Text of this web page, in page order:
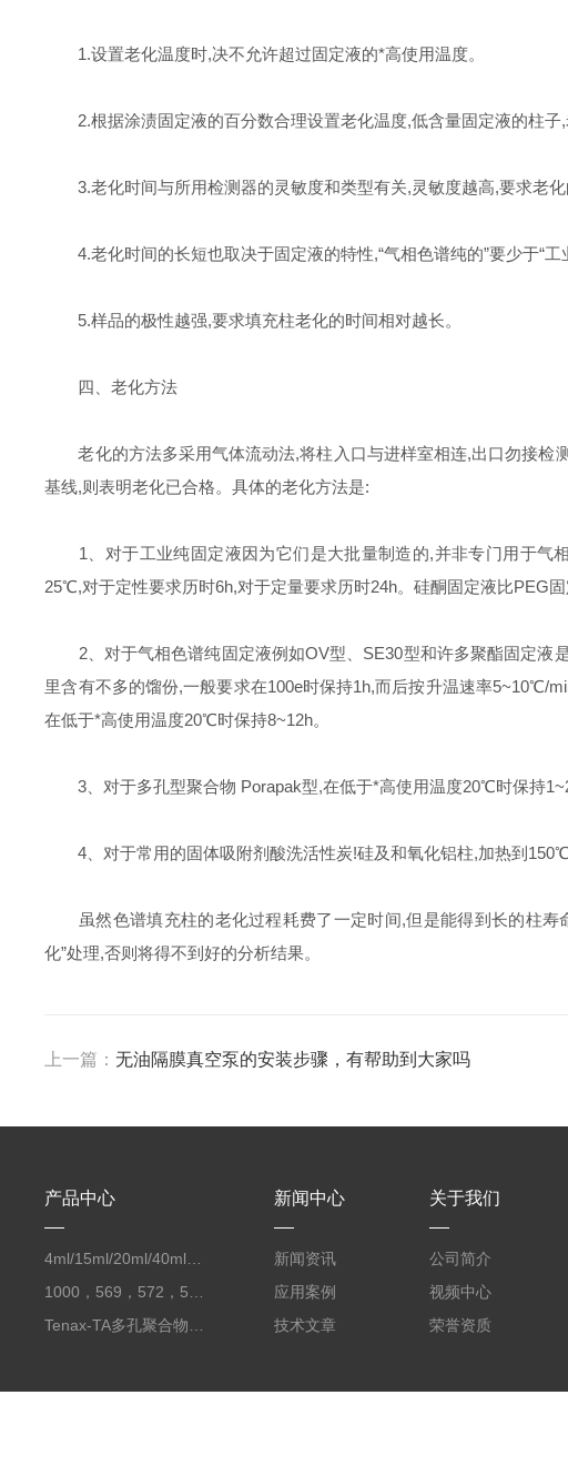
1.设置老化温度时,决不允许超过固定液的*高使用温度。
2.根据涂渍固定液的百分数合理设置老化温度,低含量固定液的柱子,
3.老化时间与所用检测器的灵敏度和类型有关,灵敏度越高,要求老化
4.老化时间的长短也取决于固定液的特性,“气相色谱纯的”要少于“工
5.样品的极性越强,要求填充柱老化的时间相对越长。
四、老化方法
老化的方法多采用气体流动法,将柱入口与进样室相连,出口勿接检
基线,则表明老化已合格。具体的老化方法是:
1、对于工业纯固定液因为它们是大批量制造的,并非专门用于气
25℃,对于定性要求历时6h,对于定量要求历时24h。硅酮固定液比PEG固
2、对于气相色谱纯固定液例如OV型、SE30型和许多聚酯固定液
里含有不多的馏份,一般要求在100e时保持1h,而后按升温速率5~10℃/
在低于*高使用温度20℃时保持8~12h。
3、对于多孔型聚合物 Porapak型,在低于*高使用温度20℃时保持
4、对于常用的固体吸附剂酸洗活性炭!硅及和氧化铝柱,加热到
虽然色谱填充柱的老化过程耗费了一定时间,但是能得到长的柱寿
化”处理,否则将得不到好的分析结果。
上一篇：无油隔膜真空泵的安装步骤，有帮助到大家吗
产品中心 新闻中心
新闻资讯
应用案例
技术文章
关于我们
公司简介
视频中心
荣誉资质